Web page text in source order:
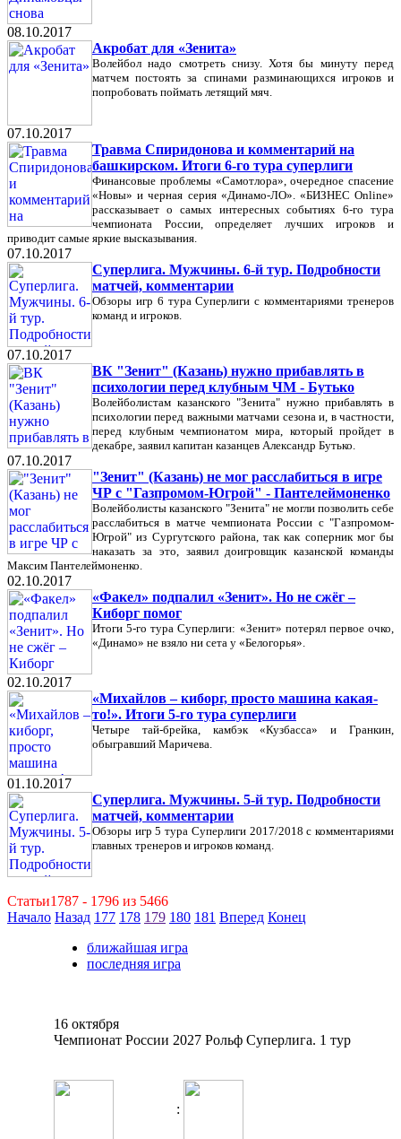
08.10.2017
Акробат для «Зенита»
Волейбол надо смотреть снизу. Хотя бы минуту перед
матчем постоять за спинами разминающихся игроков и
попробовать поймать летящий мяч.
07.10.2017
Травма Спиридонова и комментарий на
башкирском. Итоги 6-го тура суперлиги
Финансовые проблемы «Самотлора», очередное спасение
«Новы» и черная серия «Динамо-ЛО». «БИЗНЕС Online»
рассказывает о самых интересных событиях 6-го тура
чемпионата России, определяет лучших игроков и
приводит самые яркие высказывания.
07.10.2017
Суперлига. Мужчины. 6-й тур. Подробности
матчей, комментарии
Обзоры игр 6 тура Суперлиги с комментариями тренеров
команд и игроков.
07.10.2017
ВК "Зенит" (Казань) нужно прибавлять в
психологии перед клубным ЧМ - Бутько
Волейболистам казанского "Зенита" нужно прибавлять в
психологии перед важными матчами сезона и, в частности,
перед клубным чемпионатом мира, который пройдет в
декабре, заявил капитан казанцев Александр Бутько.
07.10.2017
"Зенит" (Казань) не мог расслабиться в игре
ЧР с "Газпромом-Югрой" - Пантелеймоненко
Волейболисты казанского "Зенита" не могли позволить себе
расслабиться в матче чемпионата России с "Газпромом-
Югрой" из Сургутского района, так как соперник мог бы
наказать за это, заявил доигровщик казанской команды
Максим Пантелеймоненко.
02.10.2017
«Факел» подпалил «Зенит». Но не сжёг –
Киборг помог
Итоги 5-го тура Суперлиги: «Зенит» потерял первое очко,
«Динамо» не взяло ни сета у «Белогорья».
02.10.2017
«Михайлов – киборг, просто машина какая-
то!». Итоги 5-го тура суперлиги
Четыре тай-брейка, камбэк «Кузбасса» и Гранкин,
обыгравший Маричева.
01.10.2017
Суперлига. Мужчины. 5-й тур. Подробности
матчей, комментарии
Обзоры игр 5 тура Суперлиги 2017/2018 с комментариями
главных тренеров и игроков команд.
Статьи1787 - 1796 из 5466
Начало Назад 177 178 179 180 181 Вперед Конец
ближайшая игра
последняя игра
16 октября
Чемпионат России 2027 Рольф Суперлига. 1 тур
: